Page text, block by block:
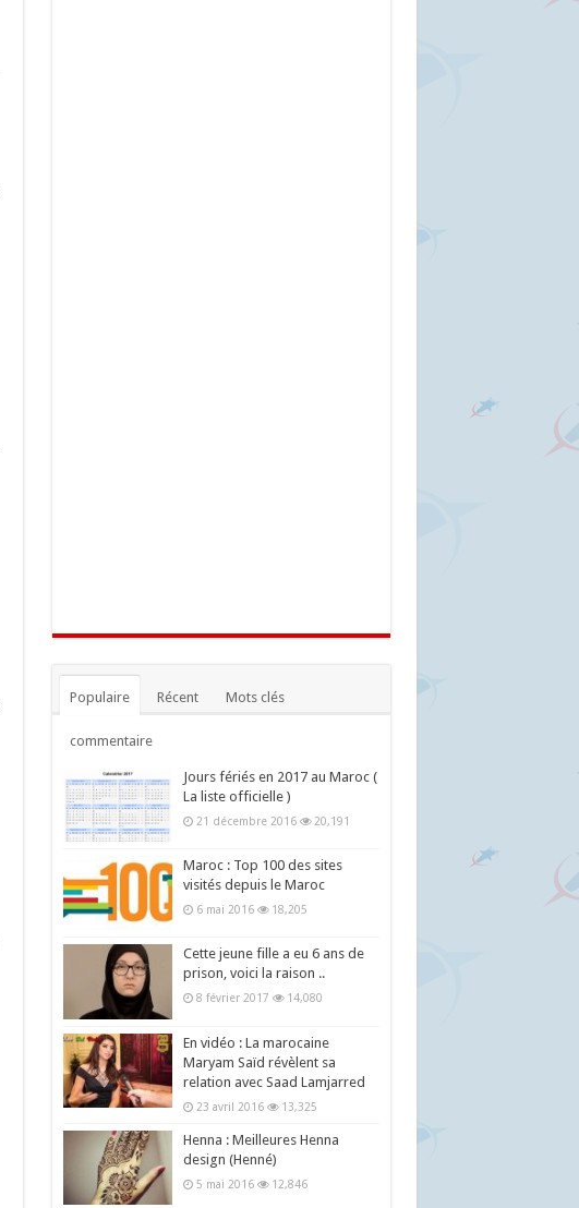
Populaire Récent Mots clés
commentaire
Jours fériés en 2017 au Maroc (
La liste officielle )
21 décembre 2016 20,191
Maroc : Top 100 des sites
visités depuis le Maroc
6 mai 2016 18,205
Cette jeune fille a eu 6 ans de
prison, voici la raison ..
8 février 2017 14,080
En vidéo : La marocaine
Maryam Saïd révèlent sa
relation avec Saad Lamjarred
23 avril 2016 13,325
Henna : Meilleures Henna
design (Henné)
5 mai 2016 12,846